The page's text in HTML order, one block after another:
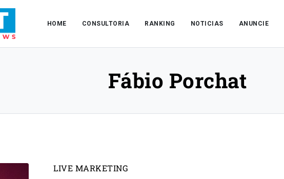
HOME CONSULTORIA RANKING NOTICIAS ANUNCIE
Fábio Porchat
LIVE MARKETING